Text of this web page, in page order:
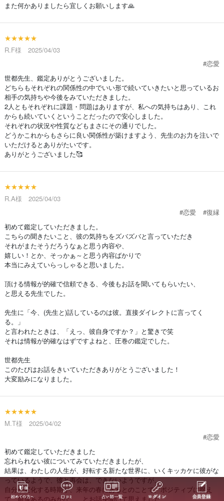
また何かありましたら宜しくお願いします🙏
★★★★★
R.F様 2025/04/03
#恋愛
世都先生、鑑定ありがとうございました。
どちらもそれぞれの関係性の中でいい形で続いていきたいと思っているお
相手の気持ちや今後をみていただきました。
2人ともそれぞれに課題・問題はありますが、私への気持ちはあり、これ
からも続いていくということだったので安心しました。
それぞれの状況や性質などもまさにその通りでした。
どうかこれからもさらに良い関係性が築けますよう、先生のお力を注いで
いただけるとありがたいです。
ありがとうございました🥰
★★★★★
R.A様 2025/04/03
#恋愛
#復縁
初めて鑑定していただきました。
こちらの聞きたいこと、彼の気持ちをズバズバと言っていただき
それがまたそうだろうなぁと思う内容や、
嬉しい！とか、そっかぁ～と思う内容ばかりで
本当にみえていらっしゃると思いました。
頂ける情報が的確で信頼できる、今後もお話を聞いてもらいたい、
と思える先生でした。
先生に「今、(先生と)話しているのは彼。直接ダイレクトに言ってく
る。」
と言われたときは、「えっ、彼自身ですか？」と驚きで笑
それは情報が的確なはずですよねと、圧巻の鑑定でした。
世都先生
このたびはお話をきいていただきありがとうございました！
大変励みになりました。
★★★★★
M.T様 2025/04/02
#恋愛
初めて鑑定していただきました
忘れられない彼についてみていただきましたが、
結果は、わたしの人生が、好転する新たな世界に、いくキッカケに彼がな
っているようで、彼と再会は、できないようですが、、
自分が変化する時期が、来年の春にあるとのことで、ポジティブに捉え
て、前進あるのみかな、、とお話を聞いて思えました